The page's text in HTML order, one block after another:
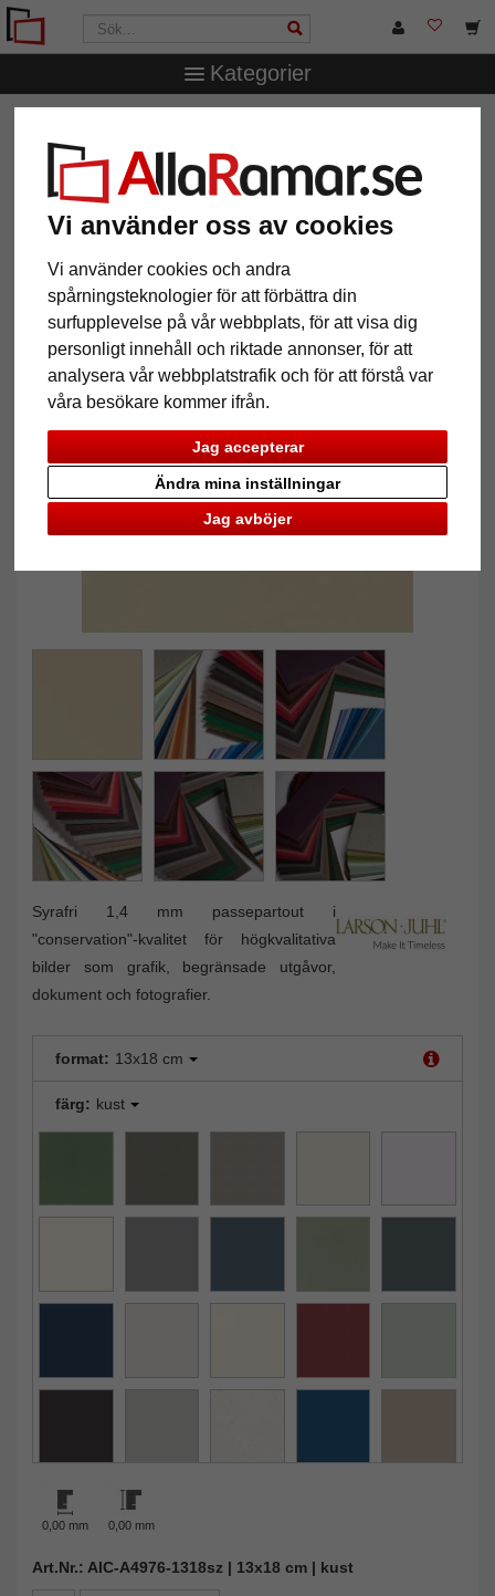
Vi använder oss av cookies
Vi använder cookies och andra
spårningsteknologier för att förbättra din
surfupplevelse på vår webbplats, för att visa dig
personligt innehåll och riktade annonser, för att
analysera vår webbplatstrafik och för att förstå var
våra besökare kommer ifrån.
Jag accepterar
Jag avböjer
Ändra mina inställningar
Kategorier
passepartout efter mått
1,4 mm "Artique" passepartout
efter mått
Pictures
Syrafri 1,4 mm passepartout i
"conservation"-kvalitet för högkvalitativa
bilder som grafik, begränsade utgåvor,
dokument och fotografier.
format: 13x18 cm
färg: kust
0,00 mm 0,00 mm
Art.Nr.: AIC-A4976-1318sz | 13x18 cm | kust